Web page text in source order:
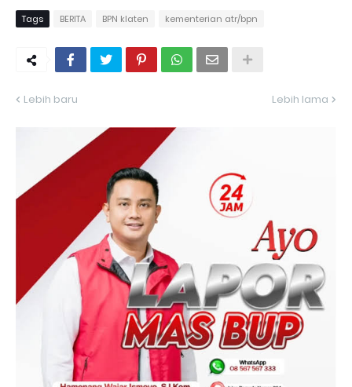
Tags BERITA BPN klaten kementerian atr/bpn
Lebih baru Lebih lama